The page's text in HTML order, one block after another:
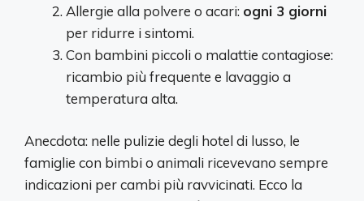
Allergie alla polvere o acari: ogni 3 giorni
per ridurre i sintomi.
Con bambini piccoli o malattie contagiose:
ricambio più frequente e lavaggio a
temperatura alta.
Anecdota: nelle pulizie degli hotel di lusso, le
famiglie con bimbi o animali ricevevano sempre
indicazioni per cambi più ravvicinati. Ecco la